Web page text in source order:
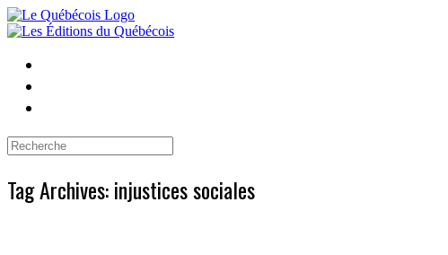
Skip
to
Search
Tag Archives:injustices sociales